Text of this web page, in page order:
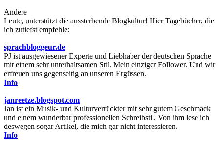
Andere
Leute, unterstützt die aussterbende Blogkultur! Hier Tagebücher, die
ich zutiefst empfehle:
sprachbloggeur.de
PJ ist ausgewiesener Experte und Liebhaber der deutschen Sprache
mit einem sehr unterhaltsamen Stil. Mein einziger Follower. Und wir
erfreuen uns gegenseitig an unseren Ergüssen.
Info
janreetze.blogspot.com
Jan ist ein Musik- und Kulturverrückter mit sehr gutem Geschmack
und einem wunderbar professionellen Schreibstil. Von ihm lese ich
deswegen sogar Artikel, die mich gar nicht interessieren.
Info